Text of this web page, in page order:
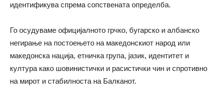
идентификува спрема сопствената определба.
Го осудуваме официјалното грчко, бугарско и албанско
негирање на постоењето на македонскиот народ или
македонска нација, етничка група, јазик, идентитет и
култура како шовинистички и расистички чин и спротивно
на мирот и стабилноста на Балканот.